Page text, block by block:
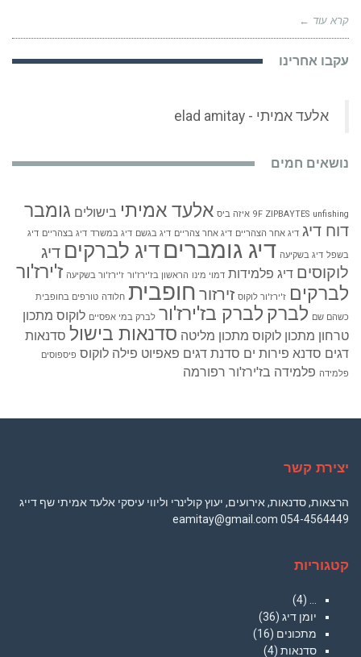
קרא עוד ←
עקבו אחרינו
נושאים חמים
9F ZIPBAYTES unfishing איזה ביס אלעד אמיתי בישולים גומבר
דוח דיג דיג אחר הצהריים דיג אחר צהריים דיג בגשם דיג במשרד דיג בצהריים דיג
בשפל דיג בשקיעה דיג גומברים דיג לברקים דיג
לוקוסים דיג פלמידות דמוי מינו הראשון בז'ירז'ור ז'ירז'ור בשקיעה ז'ירז'ור
לברקים ז'ירז'ור לוקוס זירזור חופבית חלודה טורפים בחופבית
כשהם שם לברק לברק בז'ירז'ור לברק במי אפסיים לוקוס מתכון
טרחון מתכון לוקוס מתכון מליטה סדנאות בישול סדנאות
דגים סדנא פירות ים סדנת דגים פאפיוט פילה לוקוס פיספוסים
פלמידה פלמידה בז'ירז'ור רפורמה
יצירת קשר
הרצאות, סדנאות, אירועים, יעוץ קולינרי וליווי עיסקי אלעד אמיתי שף דייג
054-4564449 eamitay@gmail.com
קטגוריות
(4)
יומן דיג (36)
מתכונים (16)
סדנאות (4)